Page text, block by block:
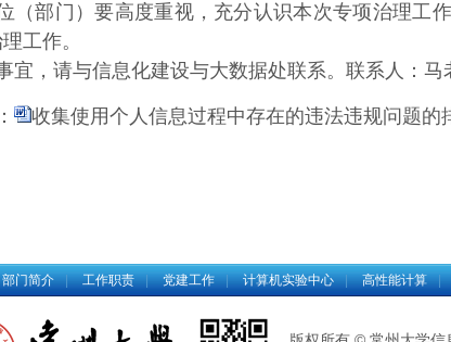
（部门）要高度重视，充分认识本次专项治理工
工作。
宜，请与信息化建设与大数据处联系。联系人：马
收集使用个人信息过程中存在的违法违规问题的
部门简介 | 工作职责 | 党建工作 | 计算机实验中心 | 高性能计算 |